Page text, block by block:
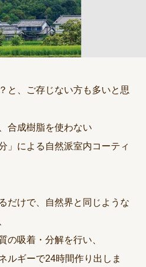
と、ご存じない方も多いと思
合成樹脂を使わない
」による自然派室内コーティ
だけで、自然界と同じような
の吸着・分解を行い、
ルギーで24時間作り出しま